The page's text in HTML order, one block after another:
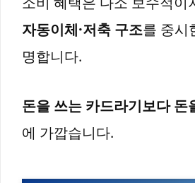
자동이체·저축 구조를 중시
명합니다.
돈을 쓰는 카드라기보다 돈
에 가깝습니다.